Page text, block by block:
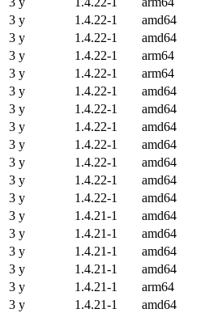
3 y
1.4.22-1 amd64
3 y
1.4.22-1 amd64
3 y
1.4.22-1 arm64
3 y
1.4.22-1 arm64
3 y
1.4.22-1 amd64
3 y
1.4.22-1 amd64
3 y
1.4.22-1 amd64
3 y
1.4.22-1 amd64
3 y
1.4.22-1 amd64
3 y
1.4.22-1 amd64
3 y
1.4.22-1 amd64
3 y
1.4.21-1 amd64
3 y
1.4.21-1 amd64
3 y
1.4.21-1 amd64
3 y
1.4.21-1 amd64
3 y
1.4.21-1 arm64
3 y
1.4.21-1 amd64